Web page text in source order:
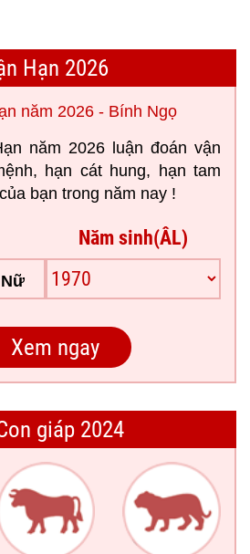
Hạn 2026
năm 2026 - Bính Ngọ
năm 2026 luận đoán vận
hạn cát hung, hạn tam
bạn trong năm nay !
Nữ
Năm sinh(ÂL)
giáp 2024